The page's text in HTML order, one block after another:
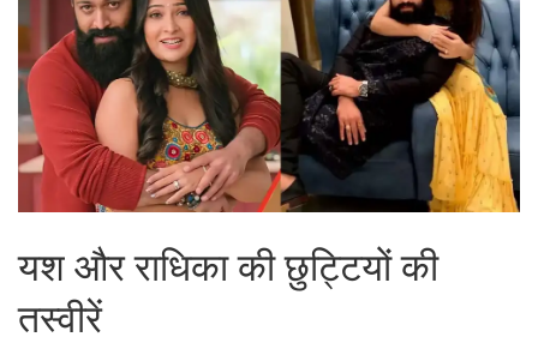
यश और राधिका की छुट्टियों की
तस्वीरें